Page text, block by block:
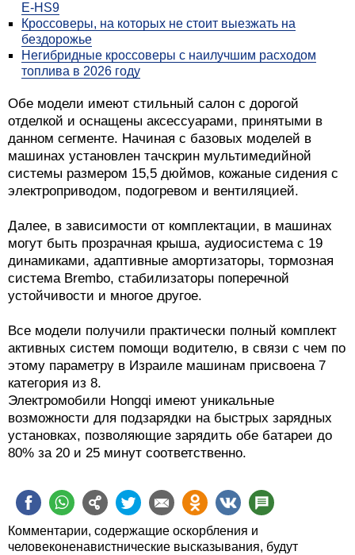
E-HS9
Кроссоверы, на которых не стоит выезжать на
бездорожье
Негибридные кроссоверы с наилучшим расходом
топлива в 2026 году
Обе модели имеют стильный салон с дорогой
отделкой и оснащены аксессуарами, принятыми в
данном сегменте. Начиная с базовых моделей в
машинах установлен тачскрин мультимедийной
системы размером 15,5 дюймов, кожаные сидения с
электроприводом, подогревом и вентиляцией.
Далее, в зависимости от комплектации, в машинах
могут быть прозрачная крыша, аудиосистема с 19
динамиками, адаптивные амортизаторы, тормозная
система Brembo, стабилизаторы поперечной
устойчивости и многое другое.
Все модели получили практически полный комплект
активных систем помощи водителю, в связи с чем по
этому параметру в Израиле машинам присвоена 7
категория из 8.
Электромобили Hongqi имеют уникальные
возможности для подзарядки на быстрых зарядных
установках, позволяющие зарядить обе батареи до
80% за 20 и 25 минут соответственно.
Комментарии, содержащие оскорбления и
человеконенавистнические высказывания, будут